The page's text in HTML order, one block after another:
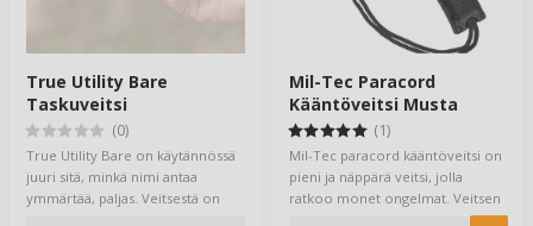
True Utility Bare
Taskuveitsi
(0)
True Utility Bare on käytännössä
juuri sitä, minkä nimi antaa
ymmärtää, paljas. Veitsestä on
Mil-Tec Paracord
Kääntöveitsi Musta
(1)
Mil-Tec paracord kääntöveitsi on
pieni ja näppärä veitsi, jolla
ratkoo monet ongelmat. Veitsen